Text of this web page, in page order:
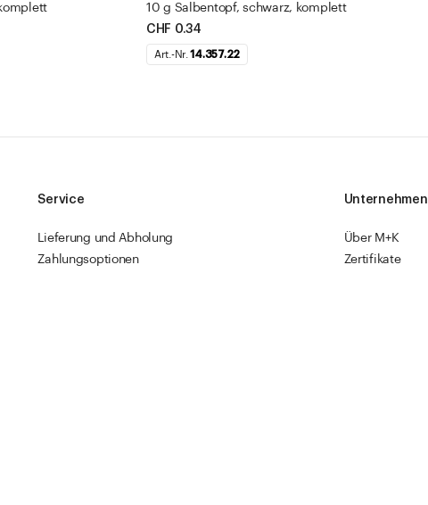
10 g Salbentopf, schwarz, komplett
CHF 0.34
Art.-Nr.14.357.22
Service
Lieferung und Abholung
Zahlungsoptionen
Unternehmen
Über M+K
Zertifikate